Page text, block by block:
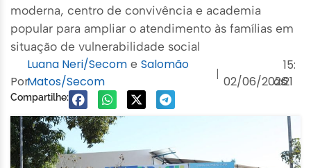
moderna, centro de convivência e academia
popular para ampliar o atendimento às famílias em
situação de vulnerabilidade social
Por
Luana Neri/Secom e Salomão
Matos/Secom
|
02/06/2026
às
15:
21
Compartilhe: